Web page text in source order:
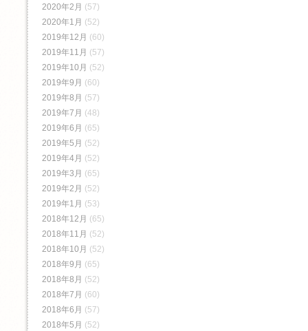
2020年2月 (57)
2020年1月 (52)
2019年12月 (60)
2019年11月 (57)
2019年10月 (52)
2019年9月 (60)
2019年8月 (57)
2019年7月 (48)
2019年6月 (65)
2019年5月 (52)
2019年4月 (52)
2019年3月 (65)
2019年2月 (52)
2019年1月 (53)
2018年12月 (65)
2018年11月 (52)
2018年10月 (52)
2018年9月 (65)
2018年8月 (52)
2018年7月 (60)
2018年6月 (57)
2018年5月 (52)